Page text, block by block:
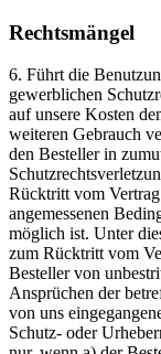
Rechtsmängel
6. Führt die
gewerblichen
auf unsere Kosten
weiteren Gebrauch
den Besteller in
Rücktritt vom
angemessenen
möglich ist. Unter
zum Rücktritt vom
Besteller von
Ansprüchen der
von uns
Schutz- oder